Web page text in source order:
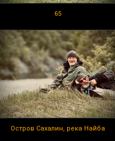
65
Остров Сахалин, река Найба